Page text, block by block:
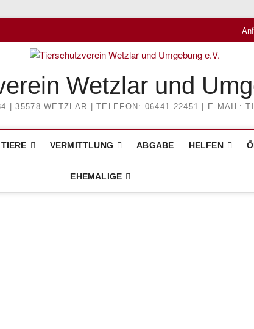
Wetzlar und
| 35578 WETZLAR | TELEFON: 06441 22451 | E-MAIL:
TIERE VERMITTLUNG ABGABE HELFEN
EHEMALIGE